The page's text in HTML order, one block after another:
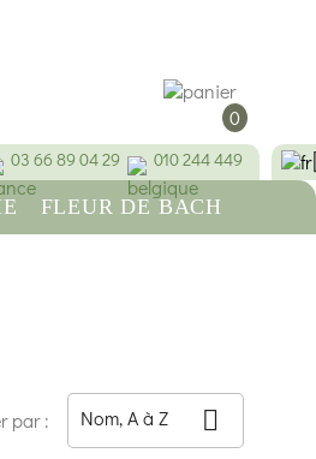
0
03 66 89 04 29 010 244 449
FLEUR DE BACH
par : Nom, A à Z 